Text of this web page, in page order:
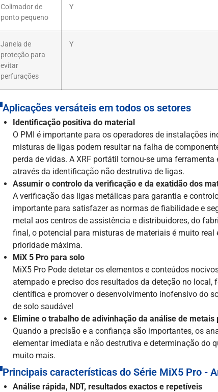
Colimador de
ponto pequeno
Y
Janela de
proteção para
evitar
perfurações
Y
Aplicações versáteis em todos os setores
Identificação positiva do material
O PMI é importante para os operadores de instalações
misturas de ligas podem resultar na falha de
perda de vidas. A XRF portátil tornou-se uma
através da identificação não destrutiva de ligas.
Assumir o controlo da verificação e da exatidão dos
A verificação das ligas metálicas para garantia e
importante para satisfazer as normas de fiabilidade e
metal aos centros de assistência e distribuidores, do
final, o potencial para misturas de materiais é muito real
prioridade máxima.
MiX 5 Pro para solo
MiX5 Pro Pode detetar os elementos e conteúdos
atempado e preciso dos resultados da deteção no local,
científica e promover o desenvolvimento inofensivo do
de solo saudável
Elimine o trabalho de adivinhação da análise de metais
Quando a precisão e a confiança são importantes, os
elementar imediata e não destrutiva e determinação do
muito mais.
Principais características do Série MiX5 Pro -
Análise rápida, NDT, resultados exactos e repetíveis